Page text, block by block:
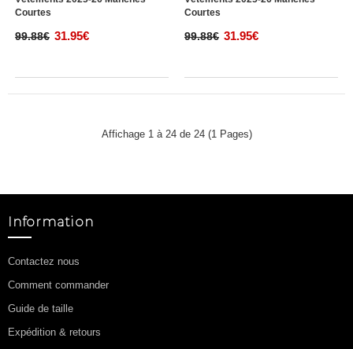
Courtes
99.88€ 31.95€
Courtes
99.88€ 31.95€
Affichage 1 à 24 de 24 (1 Pages)
Information
Contactez nous
Comment commander
Guide de taille
Expédition & retours